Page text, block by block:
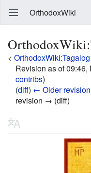
OrthodoxWiki
< OrthodoxWiki:Tagalog
Revision as of 09:46,
contribs)
(diff) ← Older revision
revision → (diff)